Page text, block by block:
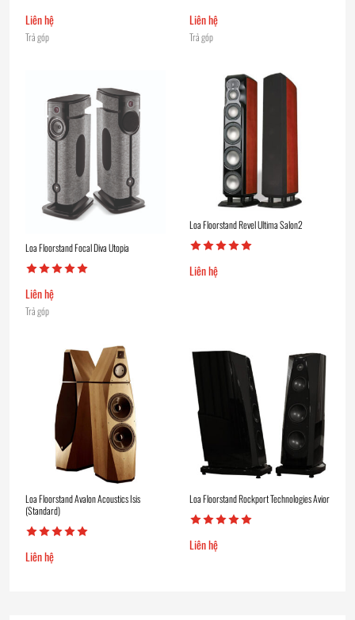
Liên hệ
Trả góp
Liên hệ
Trả góp
Loa Floorstand Focal Diva Utopia
Liên hệ
Trả góp
Loa Floorstand Revel Ultima Salon2
Liên hệ
Loa Floorstand Avalon Acoustics Isis
(Standard)
Liên hệ
Loa Floorstand Rockport Technologies Avior
Liên hệ